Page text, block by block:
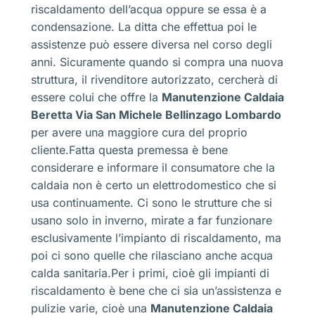
riscaldamento dell’acqua oppure se essa è a
condensazione. La ditta che effettua poi le
assistenze può essere diversa nel corso degli
anni. Sicuramente quando si compra una nuova
struttura, il rivenditore autorizzato, cercherà di
essere colui che offre la Manutenzione Caldaia
Beretta Via San Michele Bellinzago Lombardo
per avere una maggiore cura del proprio
cliente.Fatta questa premessa è bene
considerare e informare il consumatore che la
caldaia non è certo un elettrodomestico che si
usa continuamente. Ci sono le strutture che si
usano solo in inverno, mirate a far funzionare
esclusivamente l’impianto di riscaldamento, ma
poi ci sono quelle che rilasciano anche acqua
calda sanitaria.Per i primi, cioè gli impianti di
riscaldamento è bene che ci sia un’assistenza e
pulizie varie, cioè una Manutenzione Caldaia